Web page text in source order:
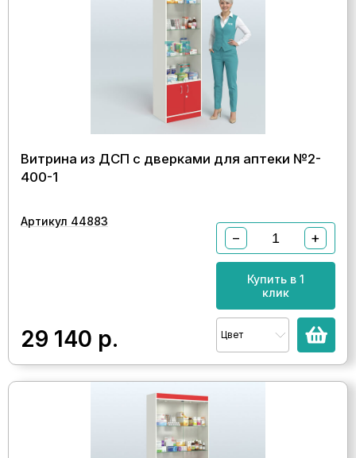
Витрина из ДСП с дверками для аптеки №2-
400-1
Артикул 44883
29 140 р.
− +
Купить в 1
клик
Цвет